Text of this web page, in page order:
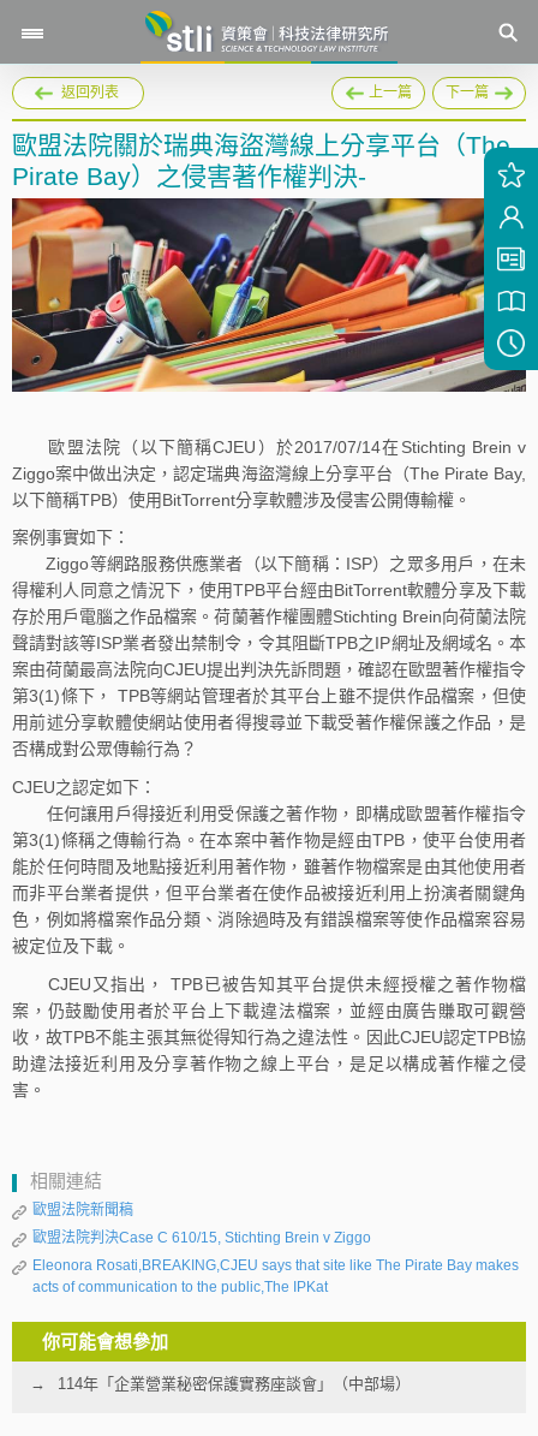
返回列表 上一篇 下一篇
歐盟法院關於瑞典海盜灣線上分享平台（The
Pirate Bay）之侵害著作權判決-
歐盟法院（以下簡稱CJEU）於2017/07/14在Stichting Brein v
Ziggo案中做出決定，認定瑞典海盜灣線上分享平台（The Pirate Bay,
以下簡稱TPB）使用BitTorrent分享軟體涉及侵害公開傳輸權。
案例事實如下：
Ziggo等網路服務供應業者（以下簡稱：ISP）之眾多用戶，在未
得權利人同意之情況下，使用TPB平台經由BitTorrent軟體分享及下載
存於用戶電腦之作品檔案。荷蘭著作權團體Stichting Brein向荷蘭法院
聲請對該等ISP業者發出禁制令，令其阻斷TPB之IP網址及網域名。本
案由荷蘭最高法院向CJEU提出判決先訴問題，確認在歐盟著作權指令
第3(1)條下， TPB等網站管理者於其平台上雖不提供作品檔案，但使
用前述分享軟體使網站使用者得搜尋並下載受著作權保護之作品，是
否構成對公眾傳輸行為？
CJEU之認定如下：
任何讓用戶得接近利用受保護之著作物，即構成歐盟著作權指令
第3(1)條稱之傳輸行為。在本案中著作物是經由TPB，使平台使用者
能於任何時間及地點接近利用著作物，雖著作物檔案是由其他使用者
而非平台業者提供，但平台業者在使作品被接近利用上扮演者關鍵角
色，例如將檔案作品分類、消除過時及有錯誤檔案等使作品檔案容易
被定位及下載。
CJEU又指出， TPB已被告知其平台提供未經授權之著作物檔
案，仍鼓勵使用者於平台上下載違法檔案，並經由廣告賺取可觀營
收，故TPB不能主張其無從得知行為之違法性。因此CJEU認定TPB協
助違法接近利用及分享著作物之線上平台，是足以構成著作權之侵
害。
相關連結
歐盟法院新聞稿
歐盟法院判決Case C 610/15, Stichting Brein v Ziggo
Eleonora Rosati,BREAKING,CJEU says that site like The Pirate Bay makes
acts of communication to the public,The IPKat
你可能會想參加
114年「企業營業秘密保護實務座談會」（中部場）